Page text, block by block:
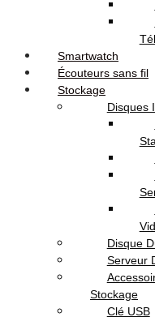
(0)
Highlights:
Manchon Pour Jeux
Matériel :Cotton
Usage/
Coleur: Noir et
Ajouter au panier
Voir Produit
Téléphonie & Tablette,
Pour Téléphones
Smartwatch
Écouteurs sans fil
Stockage
Disques
Disque
Serveur
Stockage
Clé USB